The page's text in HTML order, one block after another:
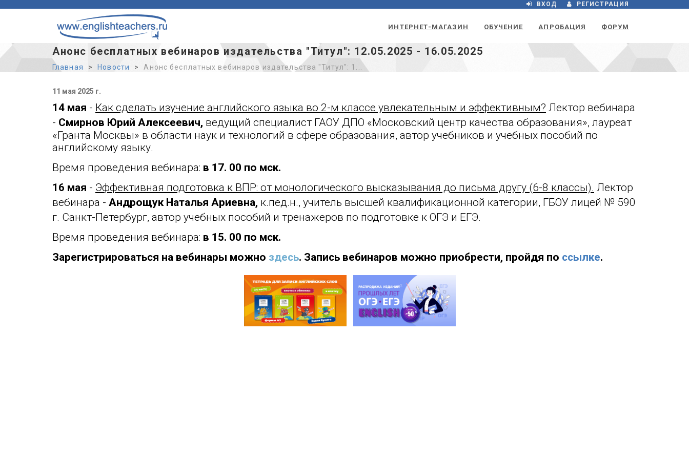
ВХОД РЕГИСТРАЦИЯ
ИНТЕРНЕТ-МАГАЗИН ОБУЧЕНИЕ АПРОБАЦИЯ ФОРУМ
Анонс бесплатных вебинаров издательства "Титул": 12.05.2025 - 16.05.2025
Главная Новости Анонс бесплатных вебинаров издательства "Титул": 1...
11 мая 2025 г.
14 мая - Как сделать изучение английского языка во 2-м классе увлекательным и эффективным? Лектор вебинара
- Смирнов Юрий Алексеевич, ведущий специалист ГАОУ ДПО «Московский центр качества образования», лауреат
«Гранта Москвы» в области наук и технологий в сфере образования, автор учебников и учебных пособий по
английскому языку.
Время проведения вебинара: в 17. 00 по мск.
16 мая - Эффективная подготовка к ВПР: от монологического высказывания до письма другу (6-8 классы). Лектор
вебинара - Андрощук Наталья Ариевна, к.пед.н., учитель высшей квалификационной категории, ГБОУ лицей № 590
г. Санкт-Петербург, автор учебных пособий и тренажеров по подготовке к ОГЭ и ЕГЭ.
Время проведения вебинара: в 15. 00 по мск.
Зарегистрироваться на вебинары можно здесь. Запись вебинаров можно приобрести, пройдя по ссылке.